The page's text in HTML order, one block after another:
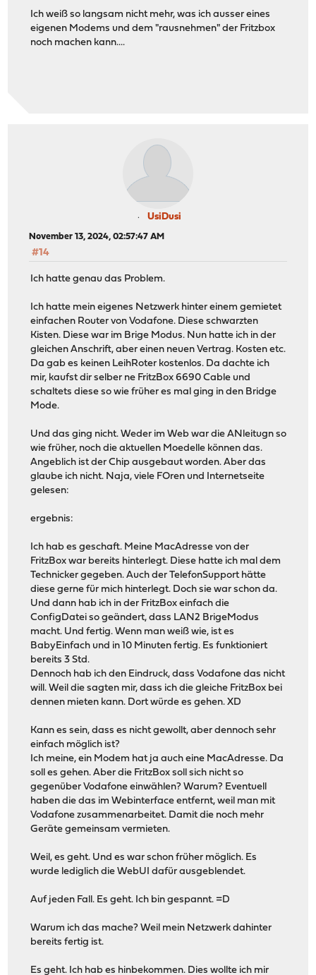
Ich weiß so langsam nicht mehr, was ich ausser eines
eigenen Modems und dem "rausnehmen" der Fritzbox
noch machen kann....
UsiDusi
November 13, 2024, 02:57:47 AM
#14
Ich hatte genau das Problem.
Ich hatte mein eigenes Netzwerk hinter einem gemietet
einfachen Router von Vodafone. Diese schwarzten
Kisten. Diese war im Brige Modus. Nun hatte ich in der
gleichen Anschrift, aber einen neuen Vertrag. Kosten etc.
Da gab es keinen LeihRoter kostenlos. Da dachte ich
mir, kaufst dir selber ne FritzBox 6690 Cable und
schaltets diese so wie früher es mal ging in den Bridge
Mode.
Und das ging nicht. Weder im Web war die ANleitugn so
wie früher, noch die aktuellen Moedelle können das.
Angeblich ist der Chip ausgebaut worden. Aber das
glaube ich nicht. Naja, viele FOren und Internetseite
gelesen:
ergebnis:
Ich hab es geschaft. Meine MacAdresse von der
FritzBox war bereits hinterlegt. Diese hatte ich mal dem
Technicker gegeben. Auch der TelefonSupport hätte
diese gerne für mich hinterlegt. Doch sie war schon da.
Und dann hab ich in der FritzBox einfach die
ConfigDatei so geändert, dass LAN2 BrigeModus
macht. Und fertig. Wenn man weiß wie, ist es
BabyEinfach und in 10 Minuten fertig. Es funktioniert
bereits 3 Std.
Dennoch hab ich den Eindruck, dass Vodafone das nicht
will. Weil die sagten mir, dass ich die gleiche FritzBox bei
dennen mieten kann. Dort würde es gehen. XD
Kann es sein, dass es nicht gewollt, aber dennoch sehr
einfach möglich ist?
Ich meine, ein Modem hat ja auch eine MacAdresse. Da
soll es gehen. Aber die FritzBox soll sich nicht so
gegenüber Vodafone einwählen? Warum? Eventuell
haben die das im Webinterface entfernt, weil man mit
Vodafone zusammenarbeitet. Damit die noch mehr
Geräte gemeinsam vermieten.
Weil, es geht. Und es war schon früher möglich. Es
wurde lediglich die WebUI dafür ausgeblendet.
Auf jeden Fall. Es geht. Ich bin gespannt. =D
Warum ich das mache? Weil mein Netzwerk dahinter
bereits fertig ist.
Es geht. Ich hab es hinbekommen. Dies wollte ich mir